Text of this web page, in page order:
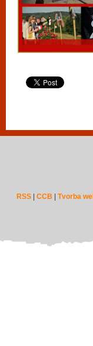
RSS| CCB | Tvorba